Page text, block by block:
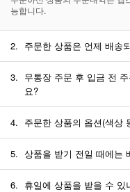
능합니다.
2. 주문한 상품은 언제 배송
3. 무통장 주문 후 입금 전
요?
4. 주문한 상품의 옵션(색상
5. 상품을 받기 전일 때에는
6. 휴일에 상품을 받을 수 있